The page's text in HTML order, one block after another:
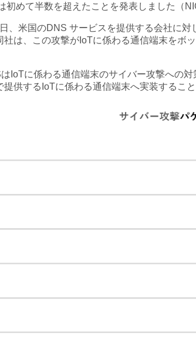
初めて半数を超えたことを発表しました（
、米国のDNS サービスを提供する会社に
社は、この攻撃がIoTに係わる通信端末をボ
IoTに係わる通信端末のサイバー攻撃への
供するIoTに係わる通信端末へ実装すること